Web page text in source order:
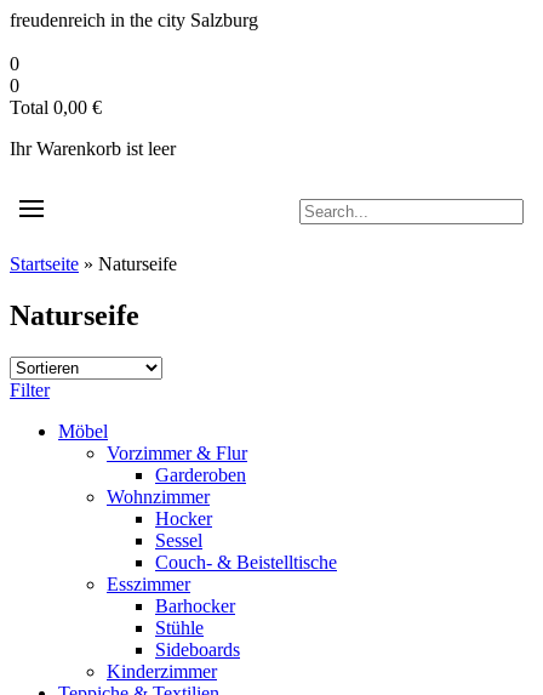
Zum
springen
freudenreich in the city Salzburg
0
0
Total 0,00 €
Ihr Warenkorb ist leer
Startseite » Naturseife
Naturseife
Filter
Möbel
Vorzimmer & Flur
Garderoben
Wohnzimmer
Hocker
Sessel
Couch- & Beistelltische
Esszimmer
Barhocker
Stühle
Sideboards
Kinderzimmer